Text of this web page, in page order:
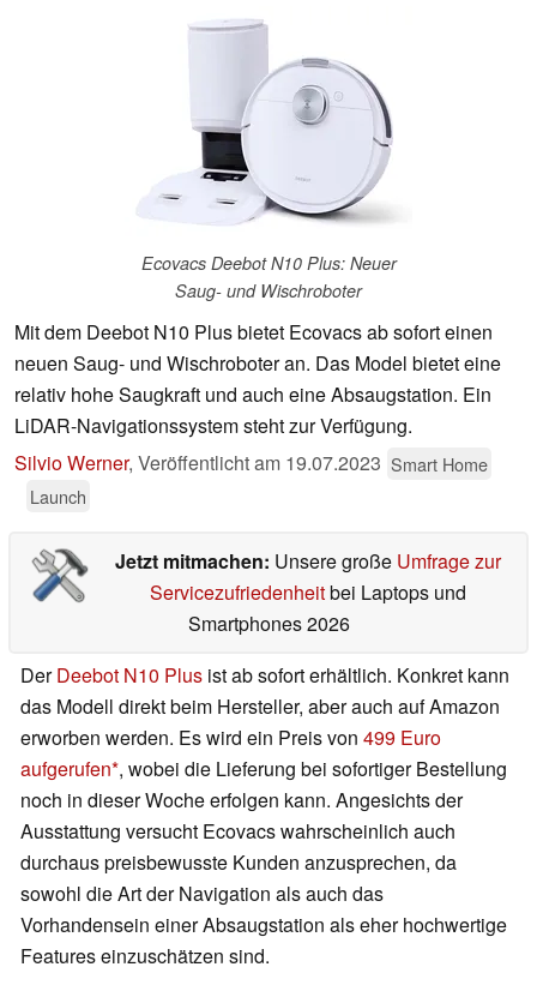
Ecovacs Deebot N10 Plus: Neuer
Saug- und Wischroboter
Mit dem Deebot N10 Plus bietet Ecovacs ab sofort einen
neuen Saug- und Wischroboter an. Das Model bietet eine
relativ hohe Saugkraft und auch eine Absaugstation. Ein
LiDAR-Navigationssystem steht zur Verfügung.
Silvio Werner, Veröffentlicht am 19.07.2023 Smart Home
Launch
Jetzt mitmachen: Unsere große Umfrage zur
Servicezufriedenheitbei Laptops und
Smartphones 2026
DerDeebot N10 Plus ist ab sofort erhältlich. Konkret kann
das Modell direkt beim Hersteller, aber auch auf Amazon
erworben werden. Es wird ein Preis von 499 Euro
aufgerufen , wobei die Lieferung bei sofortiger Bestellung
noch in dieser Woche erfolgen kann. Angesichts der
Ausstattung versucht Ecovacs wahrscheinlich auch
durchaus preisbewusste Kunden anzusprechen, da
sowohl die Art der Navigation als auch das
Vorhandensein einer Absaugstation als eher hochwertige
Features einzuschätzen sind.